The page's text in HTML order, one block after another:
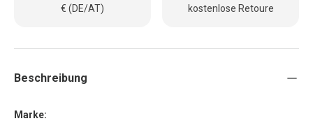
€ (DE/AT)
kostenlose Retoure
Beschreibung
Marke: